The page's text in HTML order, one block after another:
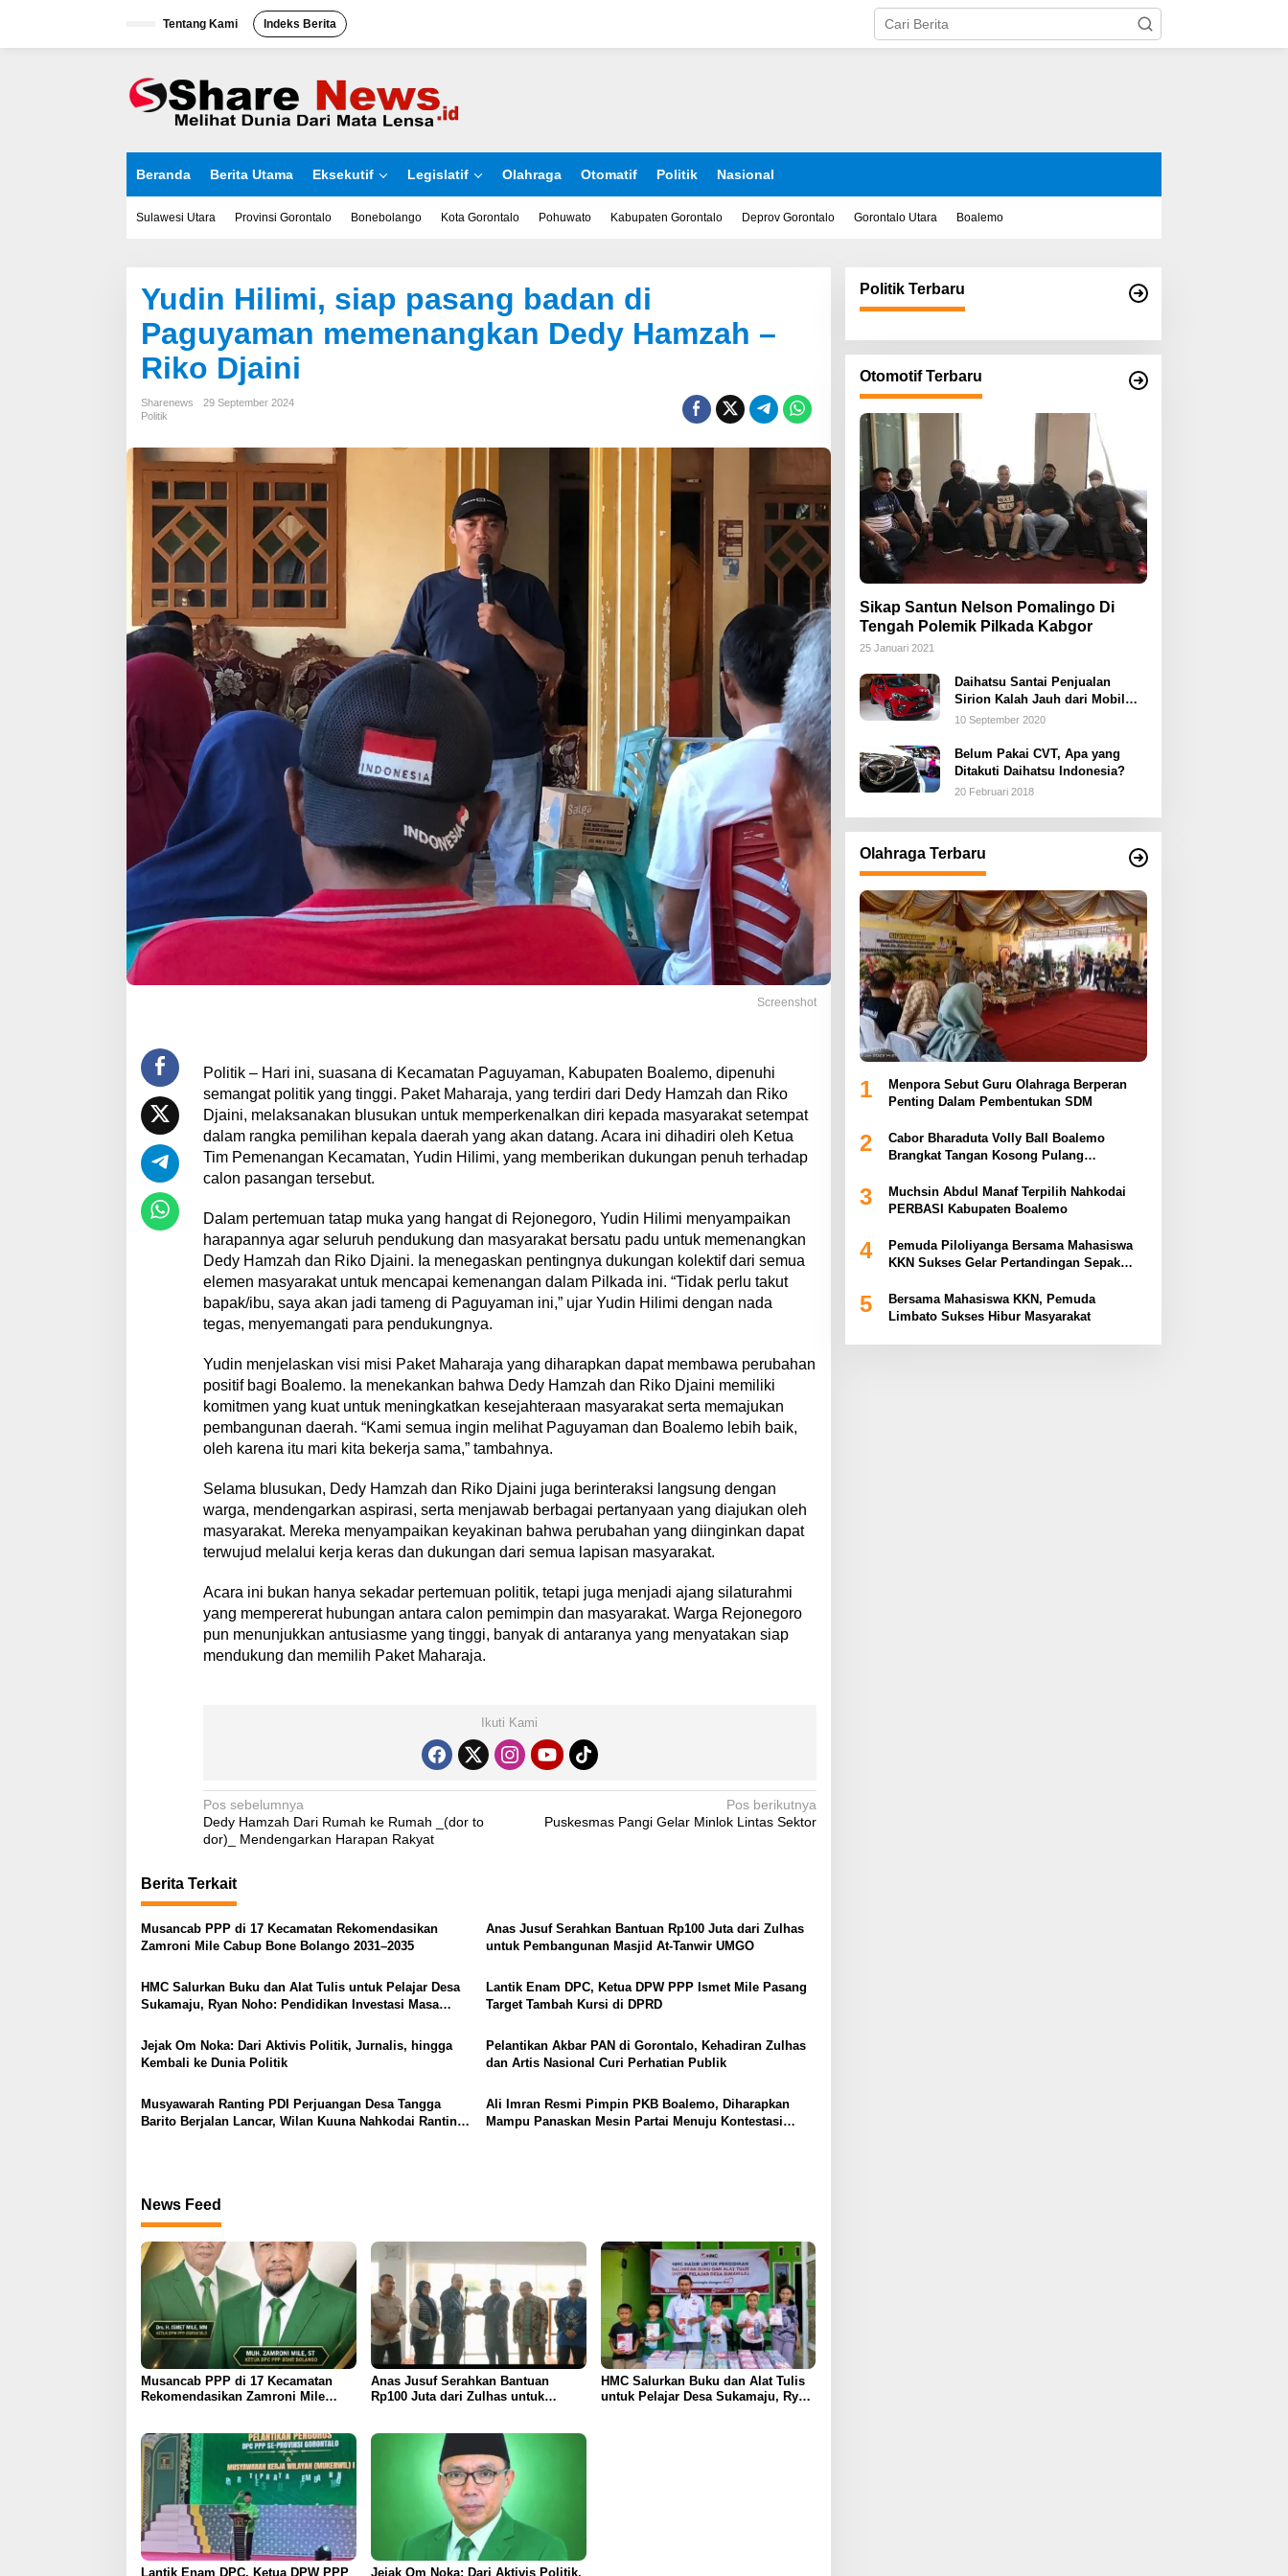
Tentang Kami Indeks Berita
Beranda Berita Utama Eksekutif Legislatif Olahraga Otomatif Politik Nasional
Sulawesi Utara Provinsi Gorontalo Bonebolango Kota Gorontalo Pohuwato Kabupaten Gorontalo Deprov Gorontalo Gorontalo Utara Boalemo
Yudin Hilimi, siap pasang badan di
Paguyaman memenangkan Dedy Hamzah –
Riko Djaini
Sharenews
29 September 2024
Politik
Screenshot
Politik – Hari ini, suasana di Kecamatan Paguyaman, Kabupaten Boalemo, dipenuhi
semangat politik yang tinggi. Paket Maharaja, yang terdiri dari Dedy Hamzah dan Riko
Djaini, melaksanakan blusukan untuk memperkenalkan diri kepada masyarakat setempat
dalam rangka pemilihan kepala daerah yang akan datang. Acara ini dihadiri oleh Ketua
Tim Pemenangan Kecamatan, Yudin Hilimi, yang memberikan dukungan penuh terhadap
calon pasangan tersebut.
Dalam pertemuan tatap muka yang hangat di Rejonegoro, Yudin Hilimi menyampaikan
harapannya agar seluruh pendukung dan masyarakat bersatu padu untuk memenangkan
Dedy Hamzah dan Riko Djaini. Ia menegaskan pentingnya dukungan kolektif dari semua
elemen masyarakat untuk mencapai kemenangan dalam Pilkada ini. “Tidak perlu takut
bapak/ibu, saya akan jadi tameng di Paguyaman ini,” ujar Yudin Hilimi dengan nada
tegas, menyemangati para pendukungnya.
Yudin menjelaskan visi misi Paket Maharaja yang diharapkan dapat membawa perubahan
positif bagi Boalemo. Ia menekankan bahwa Dedy Hamzah dan Riko Djaini memiliki
komitmen yang kuat untuk meningkatkan kesejahteraan masyarakat serta memajukan
pembangunan daerah. “Kami semua ingin melihat Paguyaman dan Boalemo lebih baik,
oleh karena itu mari kita bekerja sama,” tambahnya.
Selama blusukan, Dedy Hamzah dan Riko Djaini juga berinteraksi langsung dengan
warga, mendengarkan aspirasi, serta menjawab berbagai pertanyaan yang diajukan oleh
masyarakat. Mereka menyampaikan keyakinan bahwa perubahan yang diinginkan dapat
terwujud melalui kerja keras dan dukungan dari semua lapisan masyarakat.
Acara ini bukan hanya sekadar pertemuan politik, tetapi juga menjadi ajang silaturahmi
yang mempererat hubungan antara calon pemimpin dan masyarakat. Warga Rejonegoro
pun menunjukkan antusiasme yang tinggi, banyak di antaranya yang menyatakan siap
mendukung dan memilih Paket Maharaja.
Ikuti Kami
N
a
i
g
a
i
o
Pos sebelumnya
Dedy Hamzah Dari Rumah ke Rumah _(dor to
dor)_ Mendengarkan Harapan Rakyat
Pos berikutnya
Puskesmas Pangi Gelar Minlok Lintas Sektor
Berita Terkait
Musancab PPP di 17 Kecamatan Rekomendasikan
Zamroni Mile Cabup Bone Bolango 2031–2035
Anas Jusuf Serahkan Bantuan Rp100 Juta dari Zulhas
untuk Pembangunan Masjid At-Tanwir UMGO
HMC Salurkan Buku dan Alat Tulis untuk Pelajar Desa
Sukamaju, Ryan Noho: Pendidikan Investasi Masa
Lantik Enam DPC, Ketua DPW PPP Ismet Mile Pasang
Target Tambah Kursi di DPRD
Jejak Om Noka: Dari Aktivis Politik, Jurnalis, hingga
Kembali ke Dunia Politik
Pelantikan Akbar PAN di Gorontalo, Kehadiran Zulhas
dan Artis Nasional Curi Perhatian Publik
Musyawarah Ranting PDI Perjuangan Desa Tangga
Barito Berjalan Lancar, Wilan Kuuna Nahkodai Ranting
Ali Imran Resmi Pimpin PKB Boalemo, Diharapkan
Mampu Panaskan Mesin Partai Menuju Kontestasi
News Feed
Musancab PPP di 17 Kecamatan
Rekomendasikan Zamroni Mile
Anas Jusuf Serahkan Bantuan
Rp100 Juta dari Zulhas untuk
HMC Salurkan Buku dan Alat Tulis
untuk Pelajar Desa Sukamaju, Ryan
Lantik Enam DPC, Ketua DPW PPP Jejak Om Noka: Dari Aktivis Politik,
Politik Terbaru
Otomotif Terbaru
Sikap Santun Nelson Pomalingo Di
Tengah Polemik Pilkada Kabgor
25 Januari 2021
Daihatsu Santai Penjualan
Sirion Kalah Jauh dari Mobil
LCGC
10 September 2020
Belum Pakai CVT, Apa yang
Ditakuti Daihatsu Indonesia?
20 Februari 2018
Olahraga Terbaru
1
Menpora Sebut Guru Olahraga Berperan
Penting Dalam Pembentukan SDM
2
Cabor Bharaduta Volly Ball Boalemo
Brangkat Tangan Kosong Pulang
3
Muchsin Abdul Manaf Terpilih Nahkodai
PERBASI Kabupaten Boalemo
4
Pemuda Piloliyanga Bersama Mahasiswa
KKN Sukses Gelar Pertandingan Sepak
5
Bersama Mahasiswa KKN, Pemuda
Limbato Sukses Hibur Masyarakat